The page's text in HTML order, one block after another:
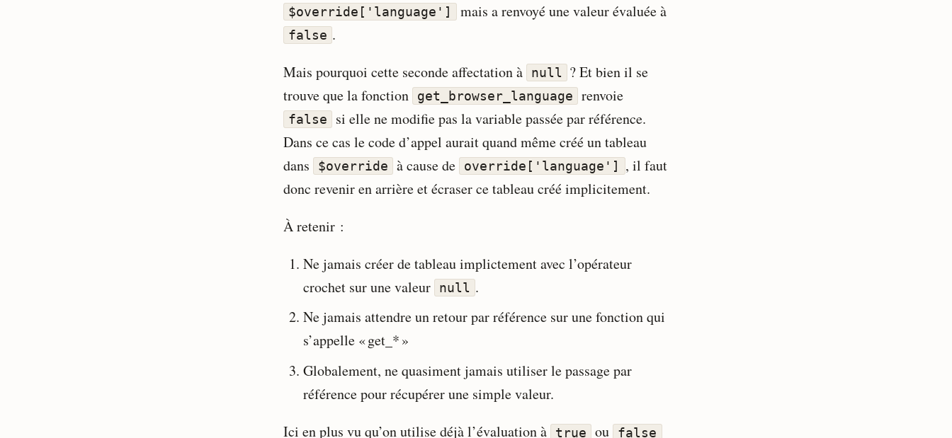
$override['language'] mais a renvoyé une valeur évaluée à
false .
Mais pourquoi cette seconde affectation à
null
? Et bien il se
trouve que la fonction
get_browser_language renvoie
false
si elle ne modifie pas la variable passée par référence.
Dans ce cas le code d’appel aurait quand même créé un tableau
dans
$override à cause de override['language']
, il faut
donc revenir en arrière et écraser ce tableau créé implicitement.
À retenir :
Ne jamais créer de tableau implictement avec l’opérateur
crochet sur une valeur
null .
Ne jamais attendre un retour par référence sur une fonction qui
s’appelle « get_* »
Globalement, ne quasiment jamais utiliser le passage par
référence pour récupérer une simple valeur.
Ici en plus vu qu’on utilise déjà l’évaluation à
true ou false